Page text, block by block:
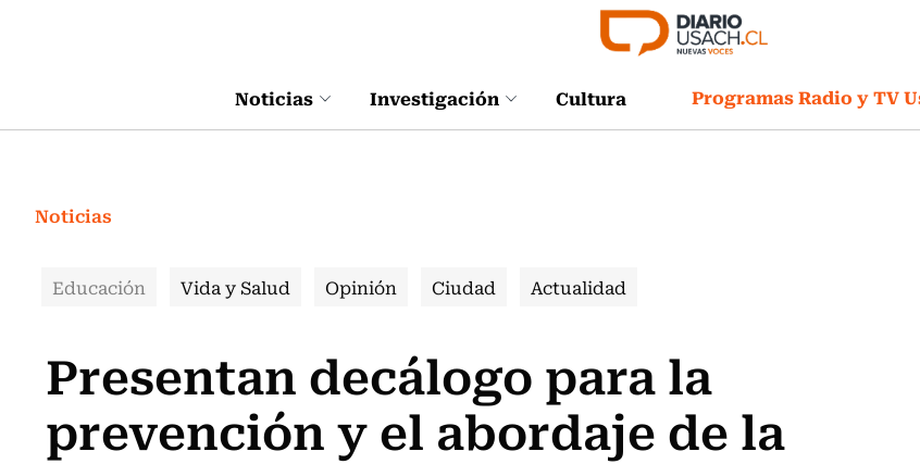
Noticias Investigación Cultura Programas Radio y TV
Noticias
Educación Vida y Salud Opinión Ciudad Actualidad
Presentan decálogo para la
prevención y el abordaje de la